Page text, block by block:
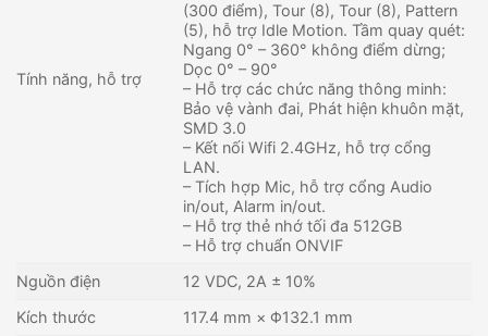
Tính năng, hỗ trợ
(300 điểm), Tour (8), Tour (8), Pattern
(5), hỗ trợ Idle Motion. Tầm quay quét:
Ngang 0° – 360° không điểm dừng;
Dọc 0° – 90°
– Hỗ trợ các chức năng thông minh:
Bảo vệ vành đai, Phát hiện khuôn mặt,
SMD 3.0
– Kết nối Wifi 2.4GHz, hỗ trợ cổng
LAN.
– Tích hợp Mic, hỗ trợ cổng Audio
in/out, Alarm in/out.
– Hỗ trợ thẻ nhớ tối đa 512GB
– Hỗ trợ chuẩn ONVIF
Nguồn điện
12 VDC, 2A ± 10%
Kích thước
117.4 mm × Φ132.1 mm